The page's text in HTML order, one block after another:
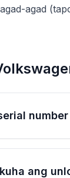
agad
ang